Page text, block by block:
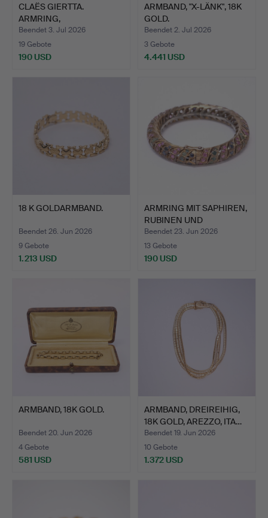
CLAËS GIERTTA.
ARMRING,
STERLINGSILBER.
Beendet 3. Jul 2026
19 Gebote
190 USD
ARMBAND, "X-LÄNK", 18K
GOLD.
Beendet 2. Jul 2026
3 Gebote
4.441 USD
18 K GOLDARMBAND.
Beendet 26. Jun 2026
9 Gebote
1.213 USD
ARMRING MIT SAPHIREN,
RUBINEN UND
SMARAGDE…
Beendet 23. Jun 2026
13 Gebote
190 USD
ARMBAND, 18K GOLD.
Beendet 20. Jun 2026
4 Gebote
581 USD
ARMBAND, DREIREIHIG,
18K GOLD, AREZZO, ITA…
Beendet 19. Jun 2026
10 Gebote
1.372 USD